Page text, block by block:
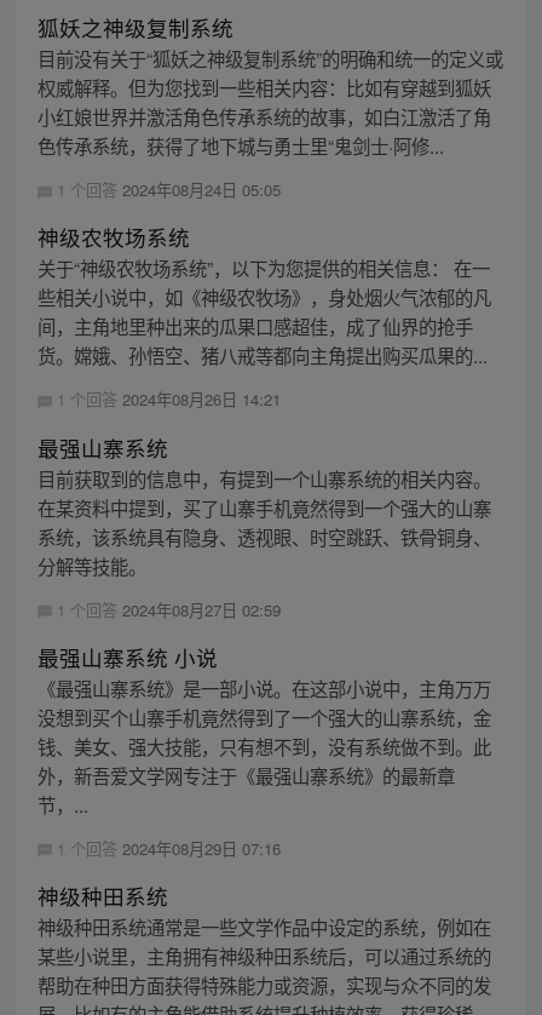
狐妖之神级复制系统
目前没有关于“狐妖之神级复制系统”的明确和统一的定义或
权威解释。但为您找到一些相关内容：比如有穿越到狐妖
小红娘世界并激活角色传承系统的故事，如白江激活了角
色传承系统，获得了地下城与勇士里“鬼剑士·阿修...
1 个回答 2024年08月24日 05:05
神级农牧场系统
关于“神级农牧场系统”，以下为您提供的相关信息： 在一
些相关小说中，如《神级农牧场》，身处烟火气浓郁的凡
间，主角地里种出来的瓜果口感超佳，成了仙界的抢手
货。嫦娥、孙悟空、猪八戒等都向主角提出购买瓜果的...
1 个回答 2024年08月26日 14:21
最强山寨系统
目前获取到的信息中，有提到一个山寨系统的相关内容。
在某资料中提到，买了山寨手机竟然得到一个强大的山寨
系统，该系统具有隐身、透视眼、时空跳跃、铁骨铜身、
分解等技能。
1 个回答 2024年08月27日 02:59
最强山寨系统 小说
《最强山寨系统》是一部小说。在这部小说中，主角万万
没想到买个山寨手机竟然得到了一个强大的山寨系统，金
钱、美女、强大技能，只有想不到，没有系统做不到。此
外，新吾爱文学网专注于《最强山寨系统》的最新章
节，...
1 个回答 2024年08月29日 07:16
神级种田系统
神级种田系统通常是一些文学作品中设定的系统，例如在
某些小说里，主角拥有神级种田系统后，可以通过系统的
帮助在种田方面获得特殊能力或资源，实现与众不同的发